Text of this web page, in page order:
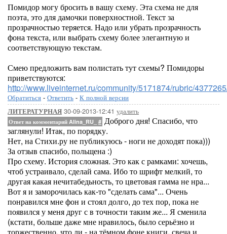
Помидор могу бросить в вашу схему. Эта схема не для
поэта, это для дамочки поверхностной. Текст за
прозрачностью теряется. Надо или убрать прозрачность
фона текста, или выбрать схему более элегантную и
соответствующую текстам.
Смею предложить вам полистать тут схемы? Помидоры
приветствуются:
http://www.liveinternet.ru/community/5171874/rubric/
Обратиться - Ответить - К полной версии
ЛИТЕРАТУРНАЯ 30-09-2013-12:41 удалить
Ответ на комментарий Alina_RU_ # Доброго дня! Спасибо, что
заглянули! Итак, по порядку.
Нет, на Стихи.ру не публикуюсь - ноги не доходят пока)))
За отзыв спасибо, польщена :)
Про схему. История сложная. Это как с рамками: хочешь,
чтоб устраивало, сделай сама. Ибо то шрифт мелкий, то
другая какая нечитабедьность, то цветовая гамма не нра...
Вот я и заморочилась как-то "сделать сама"... Очень
понравился мне фон и стоял долго, до тех пор, пока не
появился у меня друг с в точности таким же... Я сменила
(кстати, больше даже мне нравилось, было серьёзно и